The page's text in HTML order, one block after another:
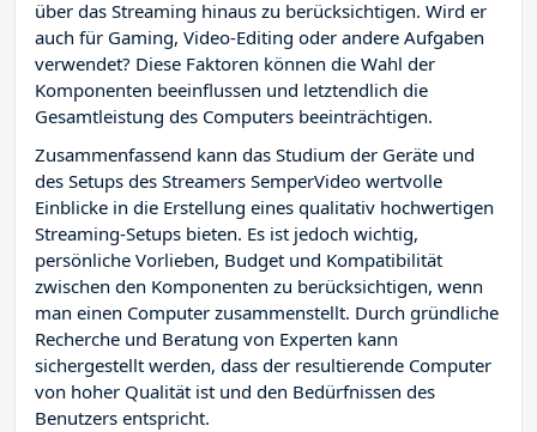
über das Streaming hinaus zu berücksichtigen. Wird er
auch für Gaming, Video-Editing oder andere Aufgaben
verwendet? Diese Faktoren können die Wahl der
Komponenten beeinflussen und letztendlich die
Gesamtleistung des Computers beeinträchtigen.
Zusammenfassend kann das Studium der Geräte und
des Setups des Streamers SemperVideo wertvolle
Einblicke in die Erstellung eines qualitativ hochwertigen
Streaming-Setups bieten. Es ist jedoch wichtig,
persönliche Vorlieben, Budget und Kompatibilität
zwischen den Komponenten zu berücksichtigen, wenn
man einen Computer zusammenstellt. Durch gründliche
Recherche und Beratung von Experten kann
sichergestellt werden, dass der resultierende Computer
von hoher Qualität ist und den Bedürfnissen des
Benutzers entspricht.